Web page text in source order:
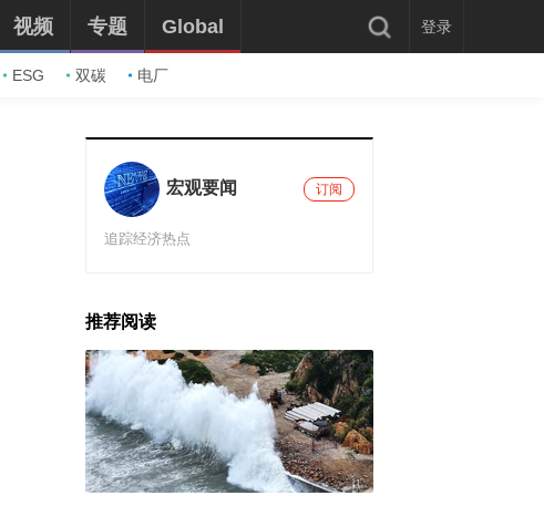
ESG 双碳 电厂
视频 专题 Global 登录
宏观要闻 订阅
追踪经济热点
推荐阅读